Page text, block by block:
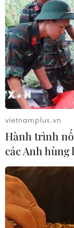
Thế giới ghi
mắc
16/09/2021 03:04
vietnamplus.vn
Hành trình
các Anh hùng